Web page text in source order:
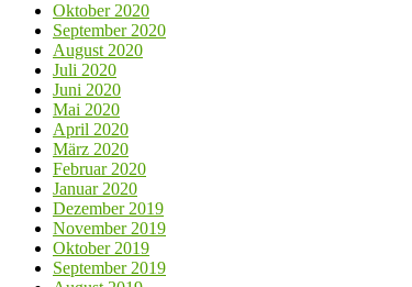
Oktober 2020
September 2020
August 2020
Juli 2020
Juni 2020
Mai 2020
April 2020
März 2020
Februar 2020
Januar 2020
Dezember 2019
November 2019
Oktober 2019
September 2019